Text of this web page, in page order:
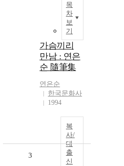
목
차
보
기
가슴끼리
만남 : 연은
순 隨筆集
연은순
한국문화사
1994
복
사/
대
출
신
3